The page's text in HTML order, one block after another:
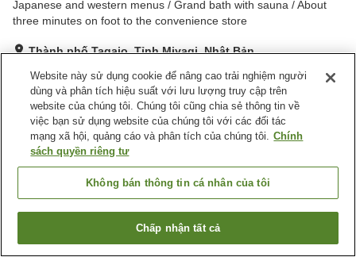
Japanese and western menus / Grand bath with sauna / About
three minutes on foot to the convenience store
Thành phố Tagajo, Tỉnh Miyagi, Nhật Bản
Tốt Đánh giá:671lượt
Tiện nghi chỗ nghỉ
Nhà hàng
Hotel Castle Plaza Tagajo (BBH Hotel Group)
Tìm phòng trống
Website này sử dụng cookie để nâng cao trải nghiệm người
dùng và phân tích hiệu suất với lưu lượng truy cập trên
website của chúng tôi. Chúng tôi cũng chia sẻ thông tin về
việc bạn sử dụng website của chúng tôi với các đối tác
mạng xã hội, quảng cáo và phân tích của chúng tôi. Chính
sách quyền riêng tư
Không bán thông tin cá nhân của tôi
Chấp nhận tất cả